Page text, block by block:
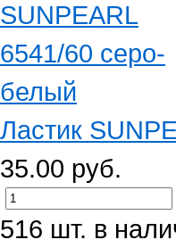
Ластик
35.00 руб.
516 шт. в